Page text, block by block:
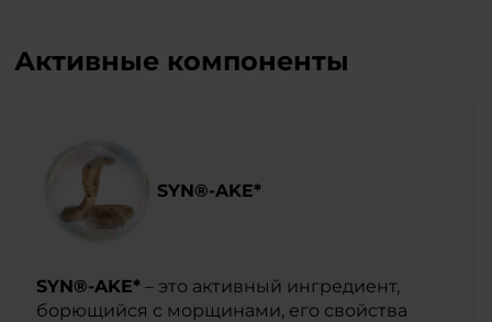
Активные компоненты
SYN®-AKE*
SYN®-AKE* – это активный ингредиент,
борющийся с морщинами, его свойства